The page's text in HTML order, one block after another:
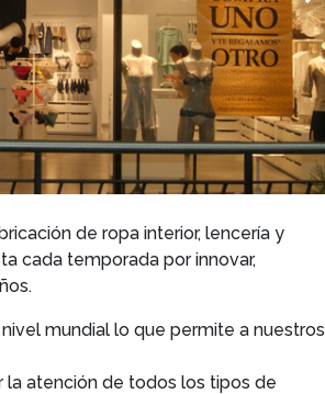
de ropa interior, lencería y
cada temporada por innovar,
mundial lo que permite a nuestros
atención de todos los tipos de